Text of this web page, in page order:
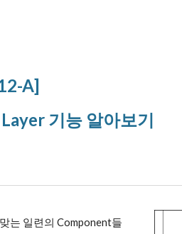
A]
기능 알아보기
는 일련의 Component들